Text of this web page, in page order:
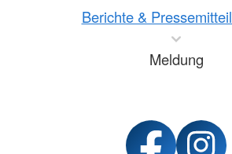
Berichte &
Meldung